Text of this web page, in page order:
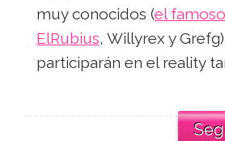
muy conocidos (el
ElRubius, Willyrex y
participarán en el reality